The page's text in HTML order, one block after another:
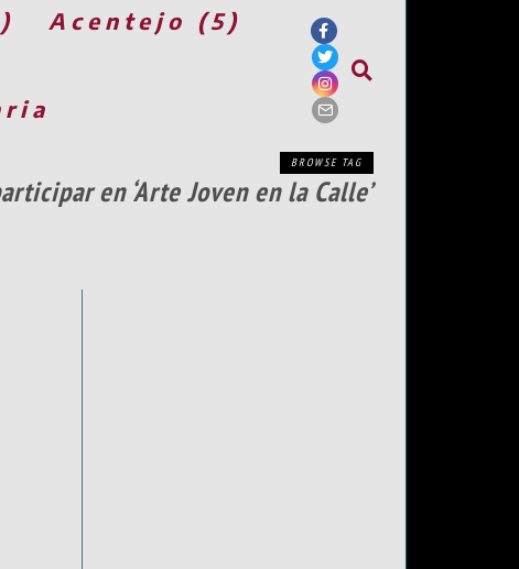
Acentejo (5)
BROWSE TAG
en ‘Arte Joven en la Calle’